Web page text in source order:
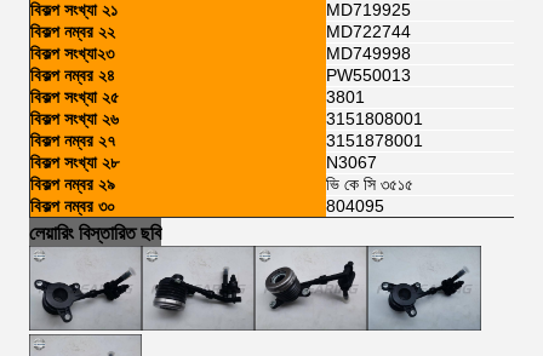
বিকল্প সংখ্যা ২১
MD719925
বিকল্প নম্বর ২২
MD722744
বিকল্প সংখ্যা২৩
MD749998
বিকল্প নম্বর ২৪
PW550013
বিকল্প সংখ্যা ২৫
3801
বিকল্প সংখ্যা ২৬
3151808001
বিকল্প নম্বর ২৭
3151878001
বিকল্প সংখ্যা ২৮
N3067
বিকল্প নম্বর ২৯
ভি কে সি ৩৫১৫
বিকল্প নম্বর ৩০
804095
লেয়ারিং বিস্তারিত ছবি